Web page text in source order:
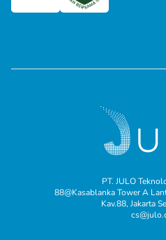
PT. JULO
88@Kasablanka Tower A
Kav.88, Jakarta